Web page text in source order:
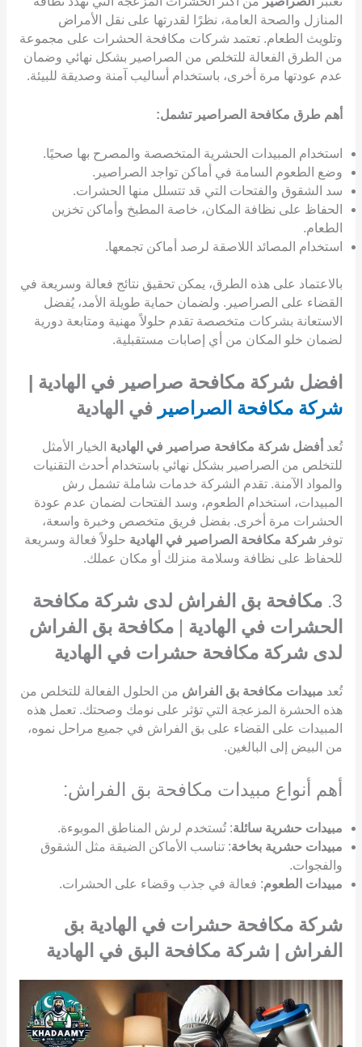
المنازل والصحة العامة، نظرًا لقدرتها على نقل الأمراض
وتلويث الطعام. تعتمد شركات مكافحة الحشرات على مجموعة
من الطرق الفعالة للتخلص من الصراصير بشكل نهائي وضمان
عدم عودتها مرة أخرى، باستخدام أساليب آمنة وصديقة للبيئة.
أهم طرق مكافحة الصراصير تشمل:
استخدام المبيدات الحشرية المتخصصة والمصرح بها صحيًا.
وضع الطعوم السامة في أماكن تواجد الصراصير.
سد الشقوق والفتحات التي قد تتسلل منها الحشرات.
الحفاظ على نظافة المكان، خاصة المطبخ وأماكن تخزين
الطعام.
استخدام المصائد اللاصقة لرصد أماكن تجمعها.
بالاعتماد على هذه الطرق، يمكن تحقيق نتائج فعالة وسريعة في
القضاء على الصراصير. ولضمان حماية طويلة الأمد، يُفضل
الاستعانة بشركات متخصصة تقدم حلولاً مهنية ومتابعة دورية
لضمان خلو المكان من أي إصابات مستقبلية.
افضل شركة مكافحة صراصير في الهادية |
شركة مكافحة الصراصير في الهادية
تُعد أفضل شركة مكافحة صراصير في الهادية الخيار الأمثل
للتخلص من الصراصير بشكل نهائي باستخدام أحدث التقنيات
والمواد الآمنة. تقدم الشركة خدمات شاملة تشمل رش
المبيدات، استخدام الطعوم، وسد الفتحات لضمان عدم عودة
الحشرات مرة أخرى. بفضل فريق متخصص وخبرة واسعة،
توفر شركة مكافحة الصراصير في الهادية حلولاً فعالة وسريعة
للحفاظ على نظافة وسلامة منزلك أو مكان عملك.
3. مكافحة بق الفراش لدى شركة مكافحة
الحشرات في الهادية | مكافحة بق الفراش
لدى شركة مكافحة حشرات في الهادية
تُعد مبيدات مكافحة بق الفراش من الحلول الفعالة للتخلص من
هذه الحشرة المزعجة التي تؤثر على نومك وصحتك. تعمل هذه
المبيدات على القضاء على بق الفراش في جميع مراحل نموه،
من البيض إلى البالغين.
أهم أنواع مبيدات مكافحة بق الفراش:
مبيدات حشرية سائلة: تُستخدم لرش المناطق الموبوءة.
مبيدات حشرية بخاخة: تناسب الأماكن الضيقة مثل الشقوق
والفجوات.
مبيدات الطعوم: فعالة في جذب وقضاء على الحشرات.
شركة مكافحة حشرات في الهادية بق
الفراش | شركة مكافحة البق في الهادية